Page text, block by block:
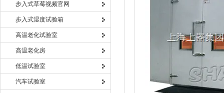
步入式草莓视频官网
步入式湿度试验箱
高温老化试验室
高温老化房
低温试验室
汽车试验室